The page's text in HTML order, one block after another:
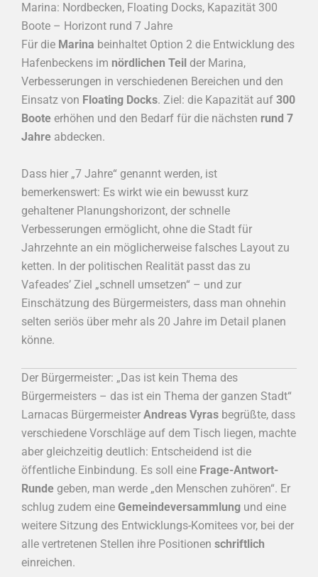
Marina: Nordbecken, Floating Docks, Kapazität 300
Boote – Horizont rund 7 Jahre
Für die Marina beinhaltet Option 2 die Entwicklung des
Hafenbeckens im nördlichen Teil der Marina,
Verbesserungen in verschiedenen Bereichen und den
Einsatz von Floating Docks. Ziel: die Kapazität auf 300
Boote erhöhen und den Bedarf für die nächsten rund 7
Jahre abdecken.
Dass hier „7 Jahre“ genannt werden, ist
bemerkenswert: Es wirkt wie ein bewusst kurz
gehaltener Planungshorizont, der schnelle
Verbesserungen ermöglicht, ohne die Stadt für
Jahrzehnte an ein möglicherweise falsches Layout zu
ketten. In der politischen Realität passt das zu
Vafeades’ Ziel „schnell umsetzen“ – und zur
Einschätzung des Bürgermeisters, dass man ohnehin
selten seriös über mehr als 20 Jahre im Detail planen
könne.
Der Bürgermeister: „Das ist kein Thema des
Bürgermeisters – das ist ein Thema der ganzen Stadt“
Larnacas Bürgermeister Andreas Vyras begrüßte, dass
verschiedene Vorschläge auf dem Tisch liegen, machte
aber gleichzeitig deutlich: Entscheidend ist die
öffentliche Einbindung. Es soll eine Frage-Antwort-
Runde geben, man werde „den Menschen zuhören“. Er
schlug zudem eine Gemeindeversammlung und eine
weitere Sitzung des Entwicklungs-Komitees vor, bei der
alle vertretenen Stellen ihre Positionen schriftlich
einreichen.